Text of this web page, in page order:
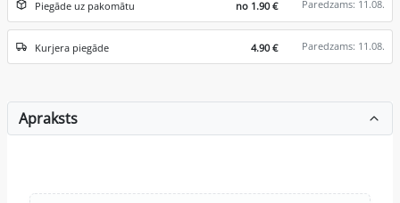
Piegāde uz pakomātu no 1.90 € Paredzams: 11.08.
Kurjera piegāde 4.90 € Paredzams: 11.08.
Apraksts